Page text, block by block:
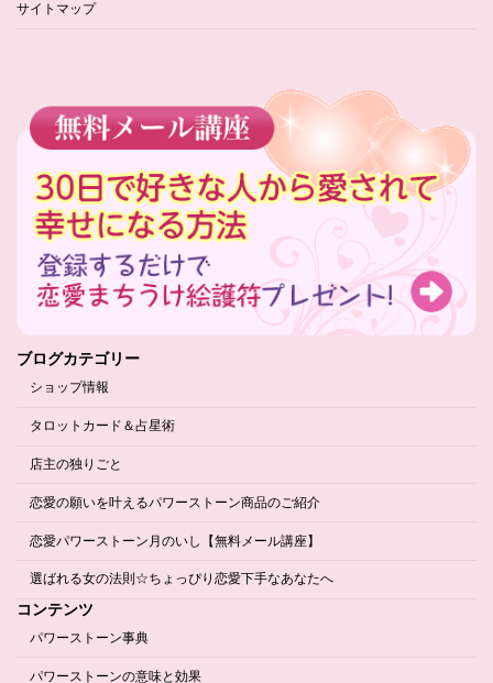
サイトマップ
ブログカテゴリー
ショップ情報
タロットカード＆占星術
店主の独りごと
恋愛の願いを叶えるパワーストーン商品のご紹介
恋愛パワーストーン月のいし【無料メール講座】
選ばれる女の法則☆ちょっぴり恋愛下手なあなたへ
コンテンツ
パワーストーン事典
パワーストーンの意味と効果